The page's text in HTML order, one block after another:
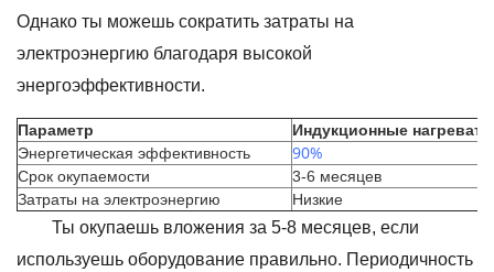
Однако ты можешь сократить затраты на
электроэнергию благодаря высокой
энергоэффективности.
Параметр
Индукционные
Энергетическая эффективность
90%
Срок окупаемости
3-6 месяцев
Затраты на электроэнергию
Низкие
Ты окупаешь вложения за 5-8 месяцев, если
используешь оборудование правильно. Периодичность